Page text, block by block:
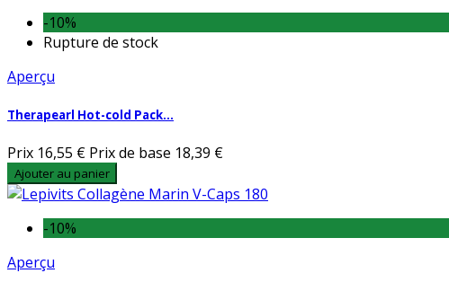
-10%
Rupture de stock
Aperçu
Therapearl Hot-cold Pack...
Prix 16,55 € Prix de base 18,39 €
Ajouter au panier
-10%
Aperçu